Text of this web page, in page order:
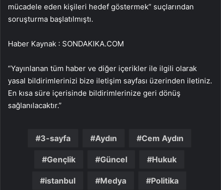
mücadele eden kişileri hedef göstermek” suçlarından
soruşturma başlatılmıştı.
Haber Kaynak : SONDAKIKA.COM
“Yayınlanan tüm haber ve diğer içerikler ile ilgili olarak
yasal bildirimlerinizi bize iletişim sayfası üzerinden iletiniz.
En kısa süre içerisinde bildirimlerinize geri dönüş
sağlanılacaktır.”
3-sayfa Aydın Cem Aydın
Gençlik Güncel Hukuk
istanbul Medya Politika